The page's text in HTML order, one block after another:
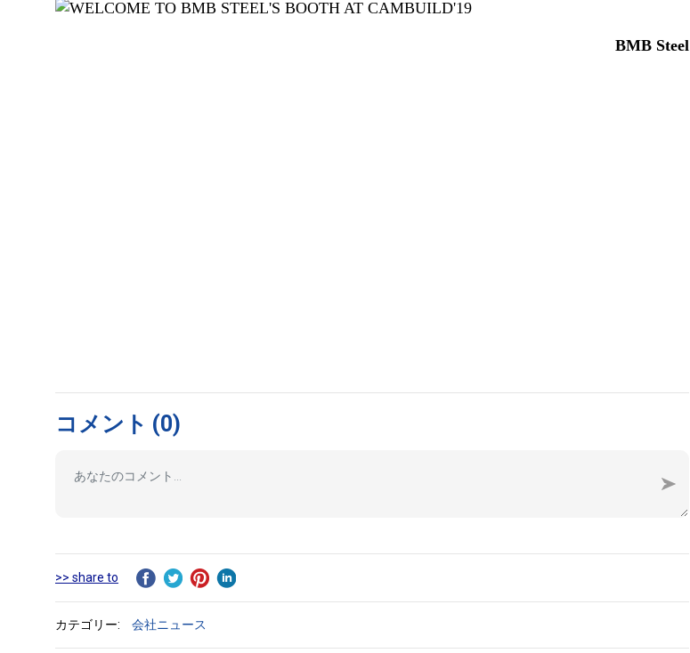
BMB Steel
コメント (0)
>> share to
カテゴリー: 会社ニュース